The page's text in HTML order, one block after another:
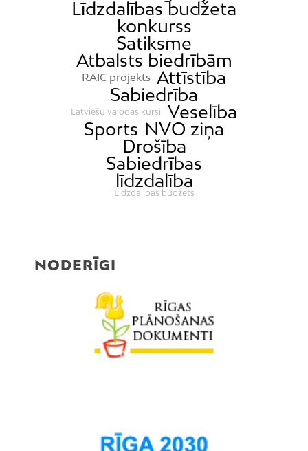
Līdzdalības budžeta
konkurss
Satiksme
Atbalsts biedrībām
RAIC projekts Attīstība
Sabiedrība
Latviešu valodas kursi
Veselība
Sports NVO ziņa
Drošība
Sabiedrības
līdzdalība
Līdzdalības budžets
NODERĪGI